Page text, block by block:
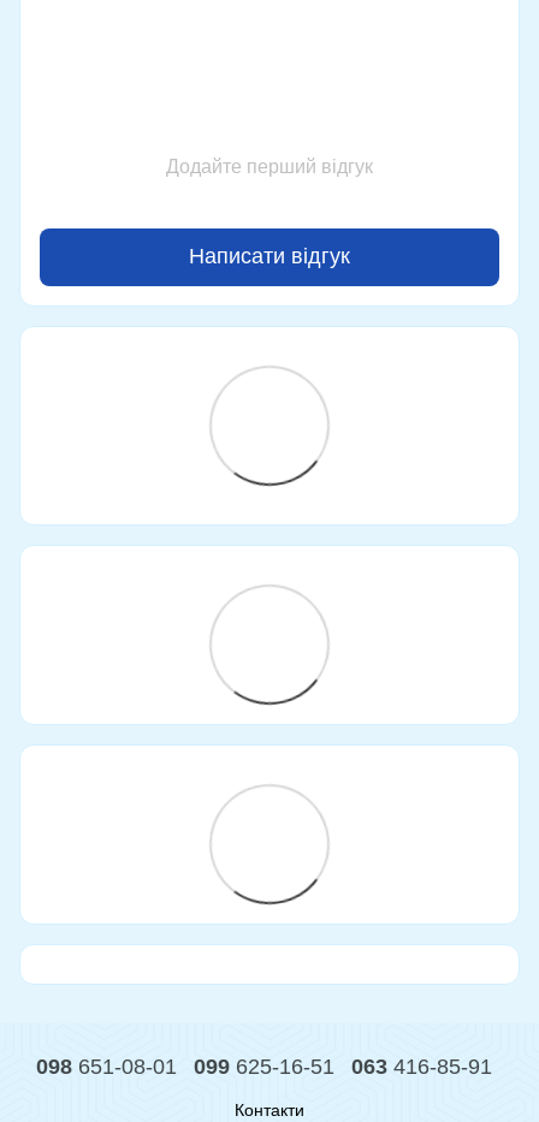
Додайте перший відгук
Написати відгук
098 651-08-01 099 625-16-51 063 416-85-91
Контакти